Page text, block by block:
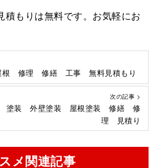
積もりは無料です。お気軽にお
修理 修繕 工事 無料見積もり
次の記事 >
塗装 外壁塗装 屋根塗装 修繕 修
理 見積り
メ関連記事